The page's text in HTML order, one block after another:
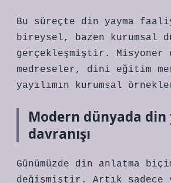
Bu süreçte din yayma
bireysel, bazen kurumsal
gerçekleşmiştir. Misyoner
medreseler, dini eğitim
yayılımın kurumsal
Modern dünyada din
davranışı
Günümüzde din anlatma
değişmiştir. Artık sadece